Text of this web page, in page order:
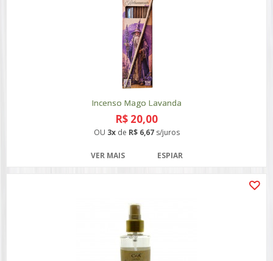
Incenso Mago Lavanda
R$ 20,00
OU 3xde R$ 6,67s/juros
VER MAIS ESPIAR